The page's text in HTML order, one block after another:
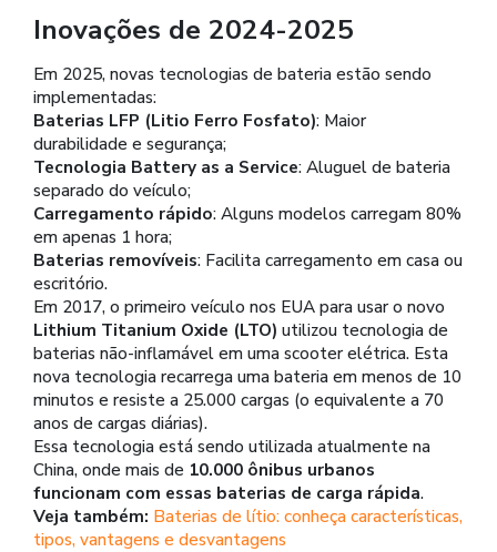
Inovações de 2024-2025
Em 2025, novas tecnologias de bateria estão sendo
implementadas:
Baterias LFP (Litio Ferro Fosfato): Maior
durabilidade e segurança;
Tecnologia Battery as a Service: Aluguel de bateria
separado do veículo;
Carregamento rápido: Alguns modelos carregam 80%
em apenas 1 hora;
Baterias removíveis: Facilita carregamento em casa ou
escritório.
Em 2017, o primeiro veículo nos EUA para usar o novo
Lithium Titanium Oxide (LTO) utilizou tecnologia de
baterias não-inflamável em uma scooter elétrica. Esta
nova tecnologia recarrega uma bateria em menos de 10
minutos e resiste a 25.000 cargas (o equivalente a 70
anos de cargas diárias).
Essa tecnologia está sendo utilizada atualmente na
China, onde mais de 10.000 ônibus urbanos
funcionam com essas baterias de carga rápida.
Veja também: Baterias de lítio: conheça características,
tipos, vantagens e desvantagens